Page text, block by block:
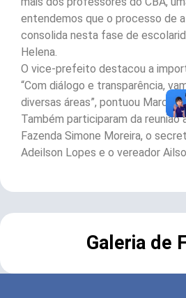
entendemos que o processo de
consolida nesta fase de
Helena.
O vice-prefeito destacou a
“Com diálogo e transparência,
diversas áreas”, pontuou
Também participaram da reunião
Fazenda Simone Moreira, o
Adeilson Lopes e o vereador
Galeria de